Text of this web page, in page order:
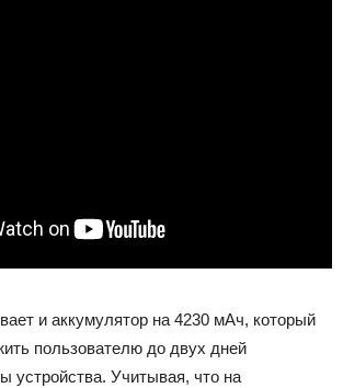
и аккумулятор на 4230 мАч, который
пользователю до двух дней
устройства. Учитывая, что на